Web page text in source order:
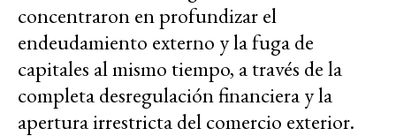
concentraron en profundizar el
endeudamiento externo y la fuga de
capitales al mismo tiempo, a través de la
completa desregulación financiera y la
apertura irrestricta del comercio exterior.